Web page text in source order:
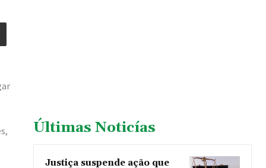
Últimas Noticías
Justiça suspende ação que